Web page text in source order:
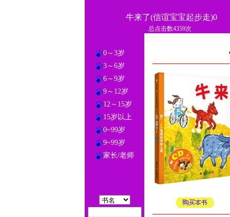
牛来了(信谊宝宝起步走)0
总点击数4359次
0～3岁
3～6岁
6～9岁
9～12岁
12～15岁
15岁以上
0~99岁
9~99岁
家长/老师